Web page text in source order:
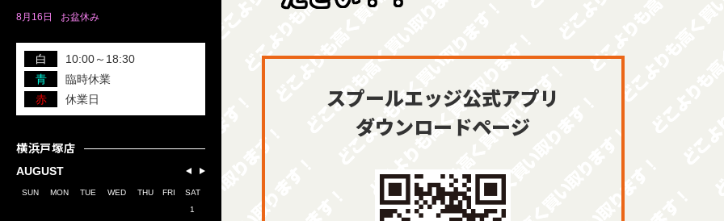
8月 16日 お盆休み
白
10:00～18:30
青
臨時休業
赤
休業日
横浜戸塚店
AUGUST
SUN MON TUE WED THU FRI
SAT
1
スプールエッジ公式アプリ
ダウンロードページ